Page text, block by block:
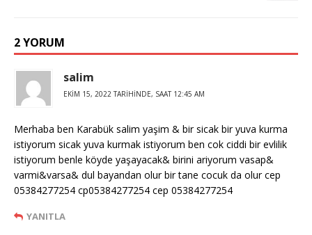
2 YORUM
salim
EKIM 15, 2022 TARIHINDE, SAAT 12:45 AM
Merhaba ben Karabük salim yaşim & bir sicak bir yuva kurma
istiyorum sicak yuva kurmak istiyorum ben cok ciddi bir evlilik
istiyorum benle köyde yaşayacak& birini ariyorum vasap&
varmi&varsa& dul bayandan olur bir tane cocuk da olur cep
05384277254 cp05384277254 cep 05384277254
YANITLA